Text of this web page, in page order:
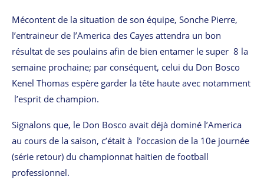
Mécontent de la situation de son équipe, Sonche Pierre,
l’entraineur de l’America des Cayes attendra un bon
résultat de ses poulains afin de bien entamer le super 8 la
semaine prochaine; par conséquent, celui du Don Bosco
Kenel Thomas espère garder la tête haute avec notamment
l’esprit de champion.
Signalons que, le Don Bosco avait déjà dominé l’America
au cours de la saison, c’était à l’occasion de la 10e journée
(série retour) du championnat haïtien de football
professionnel.